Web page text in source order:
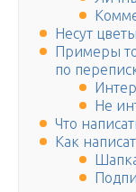
Несут
Примеры
по
Не
Что
Как